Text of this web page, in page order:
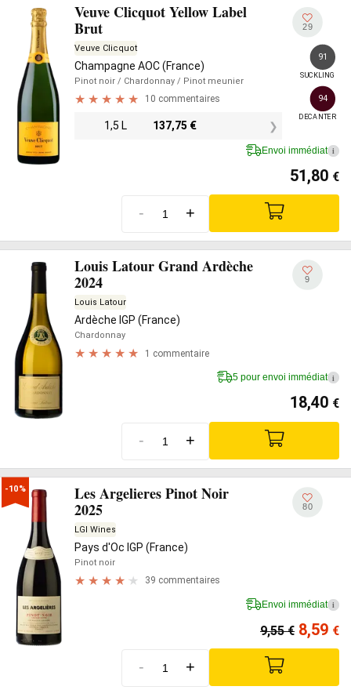
Veuve Clicquot Yellow Label
Brut
Veuve Clicquot
Champagne AOC (France)
Pinot noir / Chardonnay / Pinot meunier
10 commentaires
1,5 L 137,75 €
29
91
SUCKLING
94
DECANTER
Envoi immédiat i
51,80 €
- +
Louis Latour Grand Ardèche
2024
Louis Latour
Ardèche IGP (France)
Chardonnay
1 commentaire
9
5 pour envoi immédiat i
18,40 €
- +
-10%
Les Argelieres Pinot Noir
2025
LGI Wines
Pays d'Oc IGP (France)
Pinot noir
39 commentaires
80
Envoi immédiat i
9,55€ 8,59 €
- +